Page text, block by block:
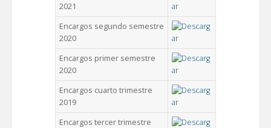
2021
Encargos segundo semestre
2020
Encargos primer semestre
2020
Encargos cuarto trimestre
2019
Encargos tercer trimestre